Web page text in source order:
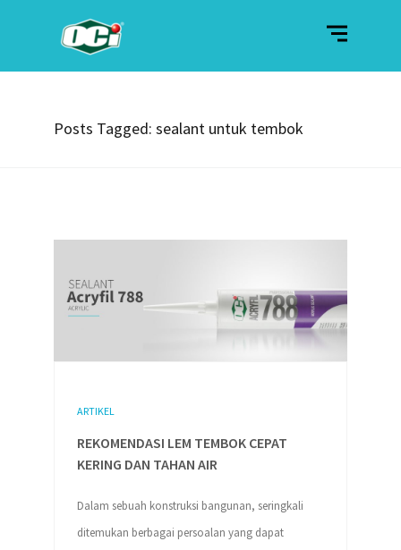
Posts Tagged: sealant untuk tembok
ARTIKEL
REKOMENDASI LEM TEMBOK CEPAT
KERING DAN TAHAN AIR
Dalam sebuah konstruksi bangunan, seringkali
ditemukan berbagai persoalan yang dapat